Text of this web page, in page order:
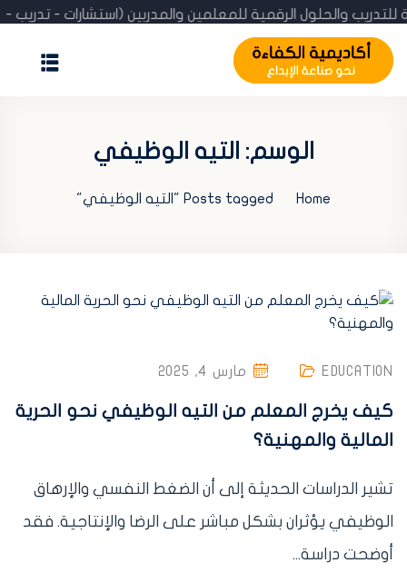
للتدريب والحلول الرقمية للمعلمين والمدربين (استشارات -
المدونة
تحقّق من الشهادة
الوسم: التيه الوظيفي
Home Posts tagged "التيه الوظيفي"
EDUCATION مارس 4, 2025
كيف يخرج المعلم من التيه الوظيفي نحو الحرية
المالية والمهنية؟
تشير الدراسات الحديثة إلى أن الضغط النفسي والإرهاق
الوظيفي يؤثران بشكل مباشر على الرضا والإنتاجية. فقد
أوضحت دراسة...